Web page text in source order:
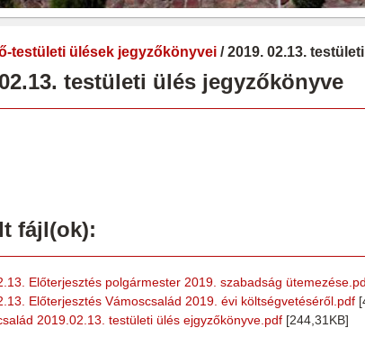
testületi ülések jegyzőkönyvei / 2019. 02.13.
testületi ülés jegyzőkönyve
fájl(ok):
Előterjesztés polgármester 2019. szabadság
Előterjesztés Vámoscsalád 2019. évi költségvetéséről.pdf
2019.02.13. testületi ülés ejgyzőkönyve.pdf [244,31KB]